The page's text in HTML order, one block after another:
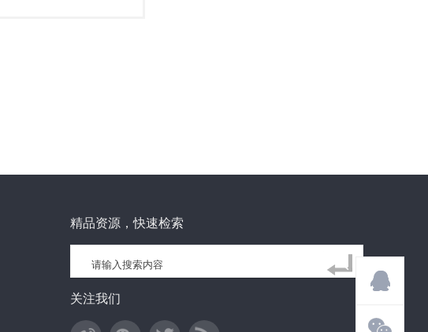
精品资源，快速检索
关注我们